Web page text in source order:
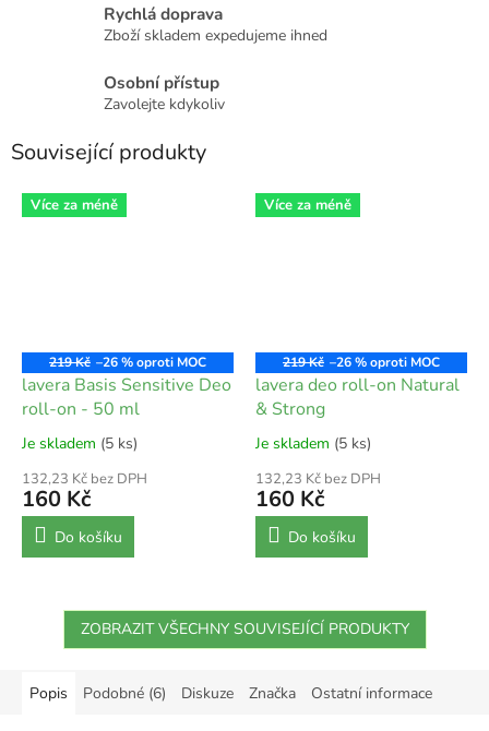
Rychlá doprava
Zboží skladem expedujeme ihned
Osobní přístup
Zavolejte kdykoliv
Související produkty
Více za méně
219 Kč –26 %
lavera Basis Sensitive Deo
roll-on - 50 ml
Je skladem (5 ks)
132,23 Kč bez DPH
160 Kč
Do košíku
Více za méně
219 Kč –26 %
lavera deo roll-on Natural
& Strong
Je skladem (5 ks)
132,23 Kč bez DPH
160 Kč
Do košíku
ZOBRAZIT VŠECHNY SOUVISEJÍCÍ PRODUKTY
Popis Podobné (6) Diskuze Značka Ostatní informace